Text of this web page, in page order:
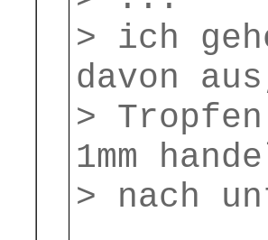
> ich
davon
>
1mm
> nach